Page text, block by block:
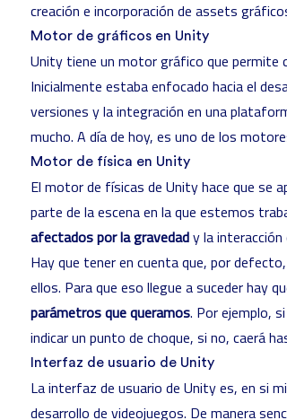
creación e incorporación de assets
Motor de gráficos en Unity
Unity tiene un motor gráfico que permite
Inicialmente estaba enfocado hacia el
versiones y la integración en una
mucho. A día de hoy, es uno de los
Motor de física en Unity
El motor de físicas de Unity hace que se
parte de la escena en la que estemos
afectados por la gravedady la
Hay que tener en cuenta que, por
ellos. Para que eso llegue a suceder hay
parámetros que queramos. Por ejemplo,
indicar un punto de choque, si no, caerá
Interfaz de usuario de Unity
La interfaz de usuario de Unity es, en si
desarrollo de videojuegos. De manera